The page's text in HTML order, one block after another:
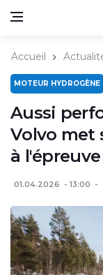
Accueil
MOTEUR HYDROGÈNE
Aussi
Volvo met
à
01.04.2026 13:00